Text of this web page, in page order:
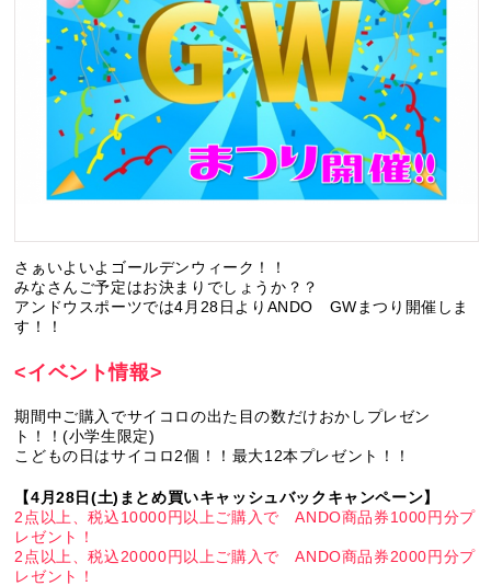
さぁいよいよゴールデンウィーク！！
みなさんご予定はお決まりでしょうか？？
アンドウスポーツでは4月28日よりANDO GWまつり開催しま
す！！
<イベント情報>
期間中ご購入でサイコロの出た目の数だけおかしプレゼン
ト！！(小学生限定)
こどもの日はサイコロ2個！！最大12本プレゼント！！
【4月28日(土)まとめ買いキャッシュバックキャンペーン】
2点以上、税込10000円以上ご購入で ANDO商品券1000円分プ
レゼント！
2点以上、税込20000円以上ご購入で ANDO商品券2000円分プ
レゼント！